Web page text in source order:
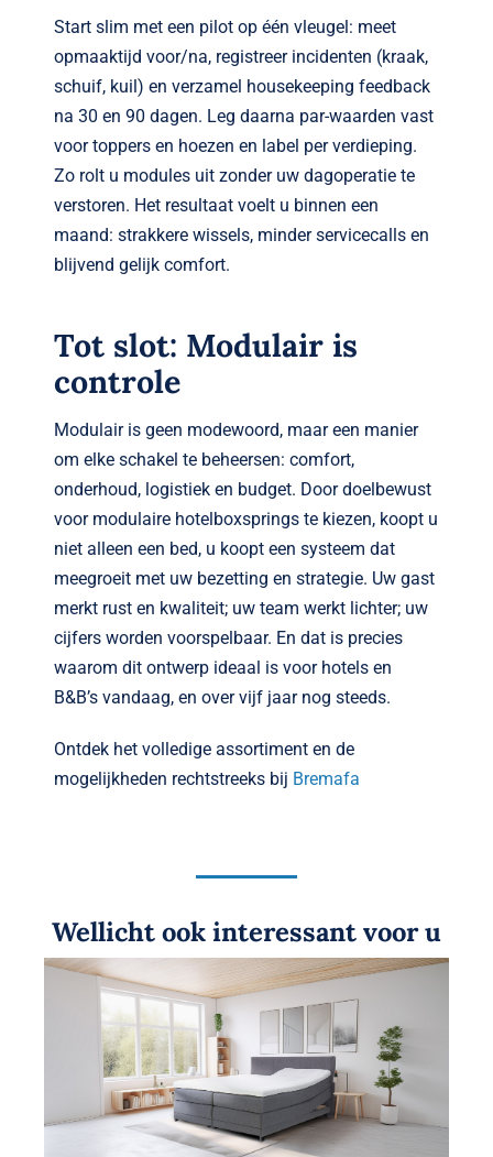
Start slim met een pilot op één vleugel: meet
opmaaktijd voor/na, registreer incidenten (kraak,
schuif, kuil) en verzamel housekeeping feedback
na 30 en 90 dagen. Leg daarna par-waarden vast
voor toppers en hoezen en label per verdieping.
Zo rolt u modules uit zonder uw dagoperatie te
verstoren. Het resultaat voelt u binnen een
maand: strakkere wissels, minder servicecalls en
blijvend gelijk comfort.
Tot slot: Modulair is
controle
Modulair is geen modewoord, maar een manier
om elke schakel te beheersen: comfort,
onderhoud, logistiek en budget. Door doelbewust
voor modulaire hotelboxsprings te kiezen, koopt u
niet alleen een bed, u koopt een systeem dat
meegroeit met uw bezetting en strategie. Uw gast
merkt rust en kwaliteit; uw team werkt lichter; uw
cijfers worden voorspelbaar. En dat is precies
waarom dit ontwerp ideaal is voor hotels en
B&B’s vandaag, en over vijf jaar nog steeds.
Ontdek het volledige assortiment en de
mogelijkheden rechtstreeks bij Bremafa
Wellicht ook interessant voor u